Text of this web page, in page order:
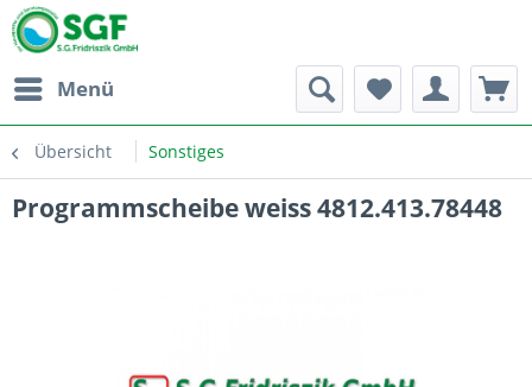
Menü
Übersicht Sonstiges
Programmscheibe weiss 4812.413.78448